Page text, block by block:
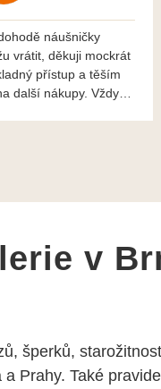
náušničky
vrátit, děkuji mockrát
přístup a těším
další nákupy. Vždy
v
šperků,
Prahy. Také